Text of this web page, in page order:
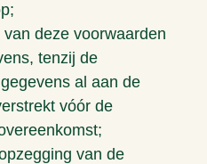
deze voorwaarden
tenzij de
al aan de
vóór de
van de